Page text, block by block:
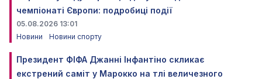
чемпіонаті Європи: подробиці події
05.08.2026 13:01
Новини
Новини спорту
Президент ФІФА Джанні Інфантіно скликає
екстрений саміт у Марокко на тлі величезного